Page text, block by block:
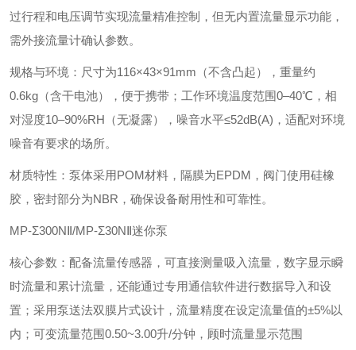
过行程和电压调节实现流量精准控制，但无内置流量显示功能，
需外接流量计确认参数。
‌规格与环境‌：尺寸为116×43×91mm（不含凸起），重量约
0.6kg（含干电池），便于携带；工作环境温度范围0–40℃，相
对湿度10–90%RH（无凝露），噪音水平≤52dB(A)，适配对环境
噪音有要求的场所。
‌材质特性‌：泵体采用POM材料，隔膜为EPDM，阀门使用硅橡
胶，密封部分为NBR，确保设备耐用性和可靠性。
MP-Σ300NⅡ/MP-Σ30NⅡ迷你泵
‌核心参数‌：配备流量传感器，可直接测量吸入流量，数字显示瞬
时流量和累计流量，还能通过专用通信软件进行数据导入和设
置；采用泵送法双膜片式设计，流量精度在设定流量值的±5%以
内；可变流量范围0.50~3.00升/分钟，顾时流量显示范围